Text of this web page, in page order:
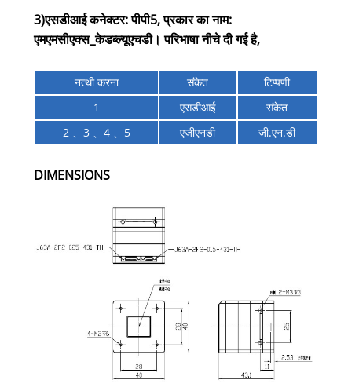
3)एसडीआई कनेक्टर: पीपी5, प्रकार का नाम:
एमएमसीएक्स_केडब्ल्यूएचडी। परिभाषा नीचे दी गई है,
नत्थी करना संकेत
टिप्पणी
1
एसडीआई
संकेत
2 、3 、4 、5
एजीएनडी जी.एन.डी
DIMENSIONS